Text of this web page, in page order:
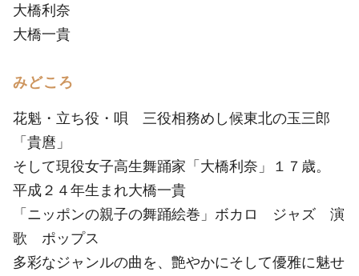
大橋利奈
大橋一貴
みどころ
花魁・立ち役・唄 三役相務めし候東北の玉三郎
「貴麿」
そして現役女子高生舞踊家「大橋利奈」１７歳。
平成２４年生まれ大橋一貴
「ニッポンの親子の舞踊絵巻」ボカロ ジャズ 演
歌 ポップス
多彩なジャンルの曲を、艶やかにそして優雅に魅せ